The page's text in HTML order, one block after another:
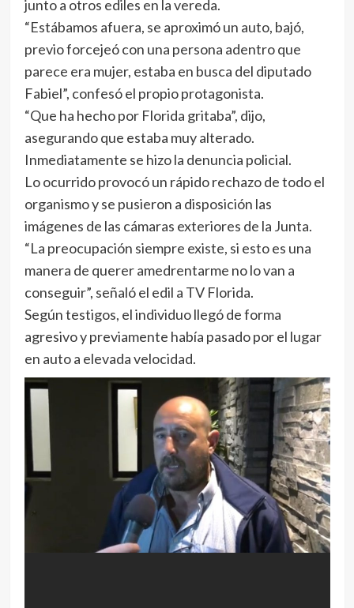
junto a otros ediles en la vereda.
“Estábamos afuera, se aproximó un auto, bajó,
previo forcejeó con una persona adentro que
parece era mujer, estaba en busca del diputado
Fabiel”, confesó el propio protagonista.
“Que ha hecho por Florida gritaba”, dijo,
asegurando que estaba muy alterado.
Inmediatamente se hizo la denuncia policial.
Lo ocurrido provocó un rápido rechazo de todo el
organismo y se pusieron a disposición las
imágenes de las cámaras exteriores de la Junta.
“La preocupación siempre existe, si esto es una
manera de querer amedrentarme no lo van a
conseguir”, señaló el edil a TV Florida.
Según testigos, el individuo llegó de forma
agresivo y previamente había pasado por el lugar
en auto a elevada velocidad.